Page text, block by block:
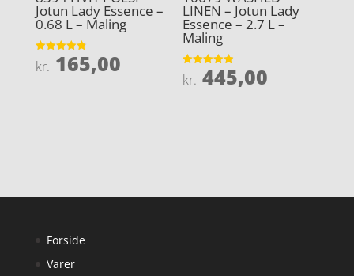
Jotun Lady Essence –
0.68 L – Maling
Vurderet
4.9
kr. 165,00
LINEN – Jotun Lady
Essence – 2.7 L –
Maling
Vurderet
4.9
kr. 445,00
Forside
Varer